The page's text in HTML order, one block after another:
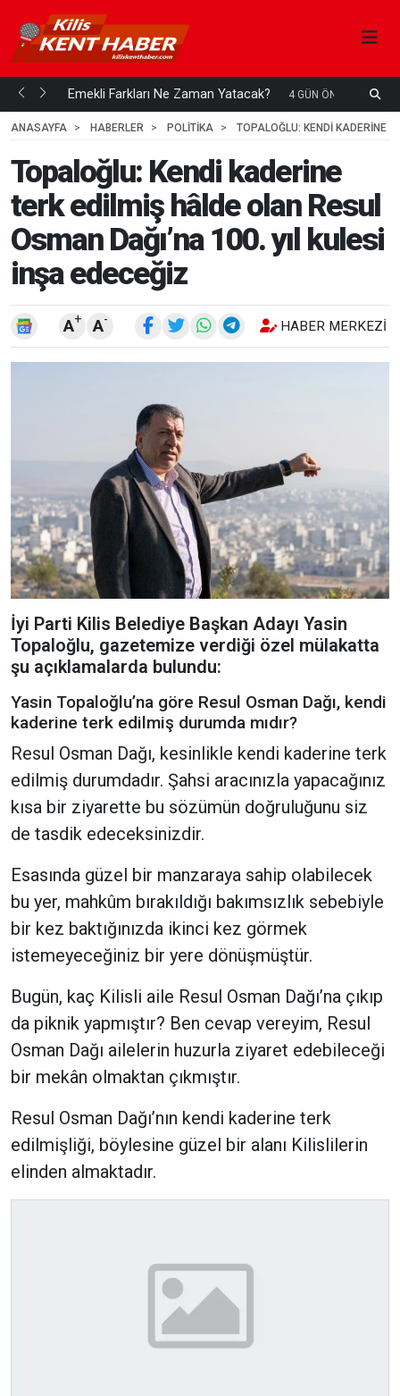
mi... Emekli Farkları Ne Zaman Yatacak? 4 GÜN ÖNCE
ANASAYFA
HABERLER POLİTİKA TOPALOĞLU: KENDI KADERINE
Topaloğlu: Kendi kaderine
terk edilmiş hâlde olan Resul
Osman Dağı’na 100. yıl kulesi
inşa edeceğiz
A+ A- HABER MERKEZI
İyi Parti Kilis Belediye Başkan Adayı Yasin
Topaloğlu, gazetemize verdiği özel mülakatta
şu açıklamalarda bulundu:
Yasin Topaloğlu’na göre Resul Osman Dağı, kendi
kaderine terk edilmiş durumda mıdır?
Resul Osman Dağı, kesinlikle kendi kaderine terk
edilmiş durumdadır. Şahsi aracınızla yapacağınız
kısa bir ziyarette bu sözümün doğruluğunu siz
de tasdik edeceksinizdir.
Esasında güzel bir manzaraya sahip olabilecek
bu yer, mahkûm bırakıldığı bakımsızlık sebebiyle
bir kez baktığınızda ikinci kez görmek
istemeyeceğiniz bir yere dönüşmüştür.
Bugün, kaç Kilisli aile Resul Osman Dağı’na çıkıp
da piknik yapmıştır? Ben cevap vereyim, Resul
Osman Dağı ailelerin huzurla ziyaret edebileceği
bir mekân olmaktan çıkmıştır.
Resul Osman Dağı’nın kendi kaderine terk
edilmişliği, böylesine güzel bir alanı Kilislilerin
elinden almaktadır.